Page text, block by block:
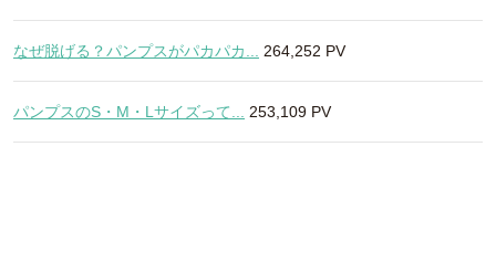
なぜ脱げる？パンプスがパカパカ... 264,252 PV
パンプスのS・M・Lサイズって... 253,109 PV